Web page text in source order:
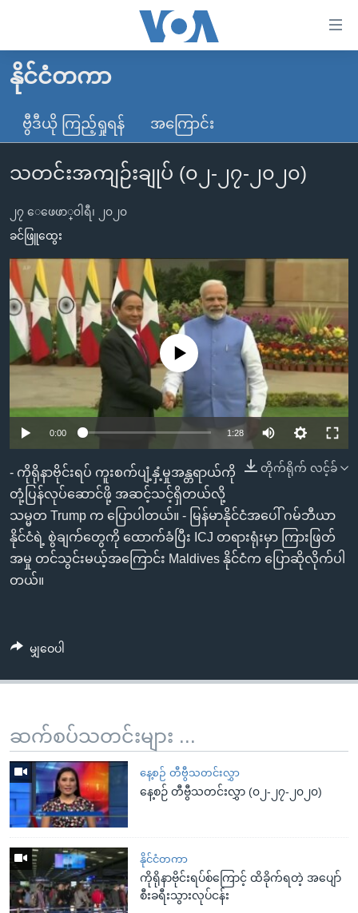
လွယ်ကူ
စေ
သည့်
များ
ပင်မ
အကြောင်းအရာ
ကျော်
ကြည့်
ရန်
ပင်မ
အ
စာမျက်နှာ
ကျော်
ကြည့်
ရန်
ရှာဖွေ
ရန်
နေရာ
သို့
မူလစာမျက်နှာ
မြန်မာ
ကမ္ဘာ့သတင်းများ
နိုင်ငံတကာ
တရုတ်
အစ္စရေး-ပါလက်စတိုင်း
ဗွီဒီယို
ရပ်ဝန်းတခု လမ်းတခု အလွန်
အင်္ဂလိပ်စာလေ့လာမယ်
အမေရိကန်သုံးအီဒီယံ
မကြေးမုံရဲ့ အင်္ဂလိပ်စာ
ရုပ်ရှင်ထဲက အင်္ဂလိပ်စာ
သုတပဒေသာ အင်္ဂလိပ်စာ
အပတ်စဉ်ကဏ္ဍများ
ရေဒီယို
တီဗွီ
ရေဒီယိုနှင့်ရုပ်သံ အချက်အလက်များ
ရေဒီယို/တီဗွီအစီအစဉ်
Learning English
ဗွီအိုအေ လူမှုကွန်ယက်များ
ဘာသာစကားများ
နိုင်ငံတကာ
ဗွီဒီယို ကြည့်ရှုရန် အကြောင်း
သတင်းအကျဉ်းချုပ် (၀၂-၂၇-၂၀၂၀)
၂၇ ေဖေဖာ္၀ါရီ၊ ၂၀၂၀
ခင်ဖြူထွေး
No media source currently available
0:00 1:28
တိုက်ရိုက် လင့်ခ်
- ကိုရိုနာဗိုင်းရပ် ကူးစက်ပျံ့နှံ့မှုအန္တရာယ်ကို
တုံ့ပြန်လုပ်ဆောင်ဖို့ အဆင့်သင့်ရှိတယ်လို့
သမ္မတ Trump က ပြောပါတယ်။ - မြန်မာနိုင်ငံအပေါ် ဂမ်ဘီယာ
နိုင်ငံရဲ့ စွဲချက်တွေကို ထောက်ခံပြီး ICJ တရားရုံးမှာ ကြားဖြတ်
အမှု တင်သွင်းမယ့်အကြောင်း Maldives နိုင်ငံက ပြောဆိုလိုက်ပါ
တယ်။
မျှဝေပါ
ဆက်စပ်သတင်းများ ...
နေ့စဉ် တီဗွီသတင်းလွှာ
နေ့စဉ် တီဗွီသတင်းလွှာ (၀၂-၂၇-၂၀၂၀)
နိုင်ငံတကာ
ကိုရိုနာဗိုင်းရပ်စ်ကြောင့် ထိခိုက်ရတဲ့ အပျော်
စီးခရီးသွားလုပ်ငန်း